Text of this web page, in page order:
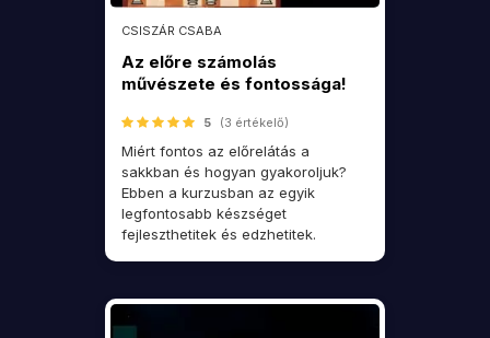
CSISZÁR CSABA
Az előre számolás
művészete és fontossága!
5 (3 értékelő)
Miért fontos az előrelátás a
sakkban és hogyan gyakoroljuk?
Ebben a kurzusban az egyik
legfontosabb készséget
fejleszthetitek és edzhetitek.